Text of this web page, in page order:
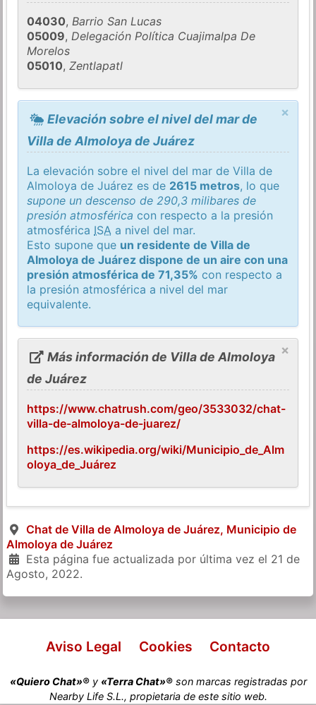
04030,Barrio San Lucas
05009,Delegación Política Cuajimalpa De
Morelos
05010,Zentlapatl
×
Elevación sobre el nivel del mar de
Villa de Almoloya de Juárez
La elevación sobre el nivel del mar de Villa de
Almoloya de Juárez es de 2615 metros, lo que
supone un descenso de 290,3 milibares de
presión atmosférica con respecto a la presión
atmosférica ISA a nivel del mar.
Esto supone que un residente de Villa de
Almoloya de Juárez dispone de un aire con una
presión atmosférica de 71,35% con respecto a
la presión atmosférica a nivel del mar
equivalente.
×
Más información de Villa de Almoloya
de Juárez
https://www.chatrush.com/geo/3533032/chat-
villa-de-almoloya-de-juarez/
https://es.wikipedia.org/wiki/Municipio_de_Alm
oloya_de_Juárez
Chat de Villa de Almoloya de Juárez, Municipio de
Almoloya de Juárez
Esta página fue actualizada por última vez el 21 de
Agosto, 2022.
Aviso Legal Cookies Contacto
«Quiero Chat»®y «Terra Chat»®son marcas registradas por
Nearby Life S.L., propietaria de este sitio web.